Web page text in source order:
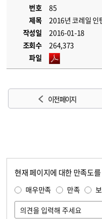
번호
85
제목
2016년 코레일 인
작성일
2016-01-18
조회수
264,373
파일
이전 페이지
현재 페이지에 대한 만족도
매우만족 만족